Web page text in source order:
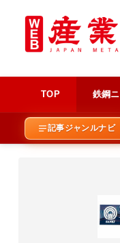
TOP 鉄鋼
記事ジャンルナビ